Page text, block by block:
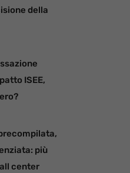
della
ISEE,
più
center